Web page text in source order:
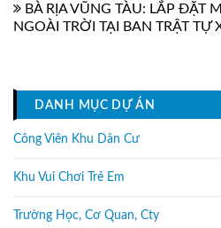
BÀ RỊA VŨNG TÀU: LẮP ĐẶT
NGOÀI TRỜI TẠI BAN TRẬT TỰ
DANH MỤC DỰ ÁN
Công Viên Khu Dân Cư
Khu Vui Chơi Trẻ Em
Trường Học, Cơ Quan, Cty